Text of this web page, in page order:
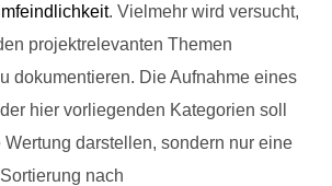
. Vielmehr wird versucht,
projektrelevanten Themen
dokumentieren. Die Aufnahme eines
hier vorliegenden Kategorien soll
darstellen, sondern nur eine
nach